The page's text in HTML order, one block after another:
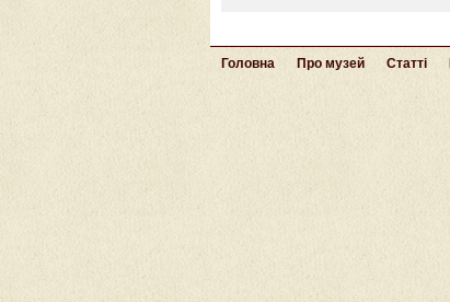
Головна Про музей Статті